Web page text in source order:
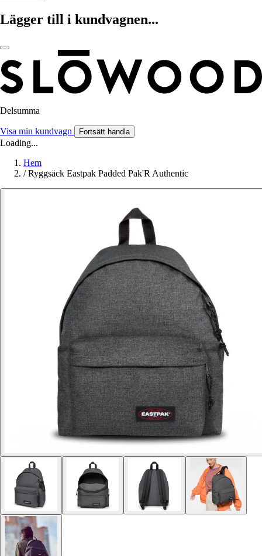
Lägger till i kundvagnen...
Delsumma
Visa min kundvagn Fortsätt handla
Loading...
Hem
/ Ryggsäck Eastpak Padded Pak'R Authentic